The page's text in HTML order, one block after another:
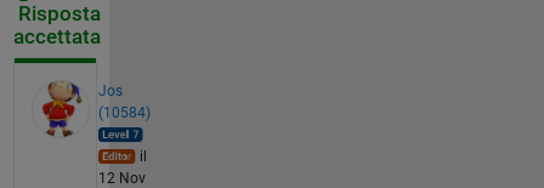
Risposta
accettata
Jos
(10584)
il
12 Nov